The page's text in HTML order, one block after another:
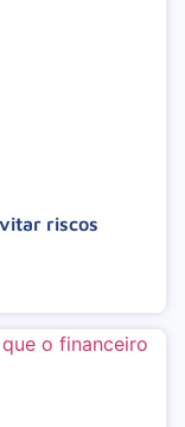
riscos